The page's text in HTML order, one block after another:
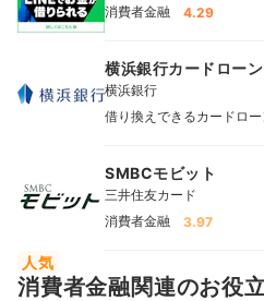
消費者金融
4.29
横浜銀行カードローン
横浜銀行
借り換えできるカードロー
SMBCモビット
三井住友カード
消費者金融
3.97
人気
消費者金融関連のお役